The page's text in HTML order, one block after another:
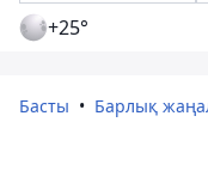
+25°
Басты Барлық